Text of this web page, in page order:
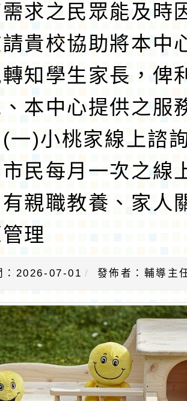
求之民眾能及時
貴校協助將本中
知學生家長，俾
本中心提供之服
一)小桃家線上諮
民每月一次之線
親職教養、家人
理
：2026-07-01 發佈者：輔導主